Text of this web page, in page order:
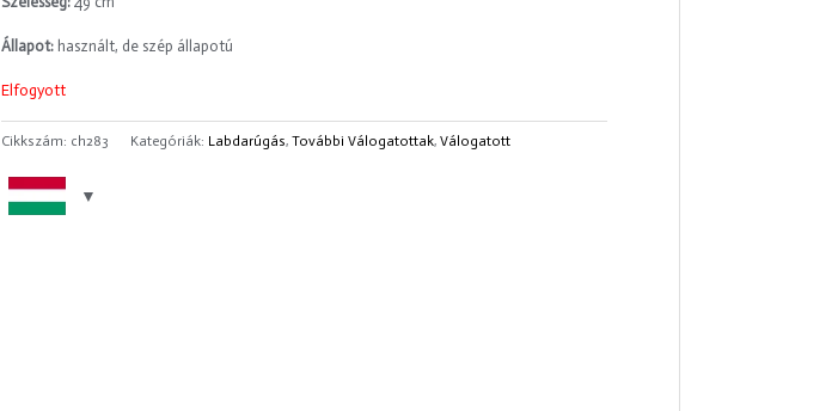
Állapot:használt, de szép állapotú
Elfogyott
Cikkszám: ch283 Kategóriák: Labdarúgás, További Válogatottak, Válogatott